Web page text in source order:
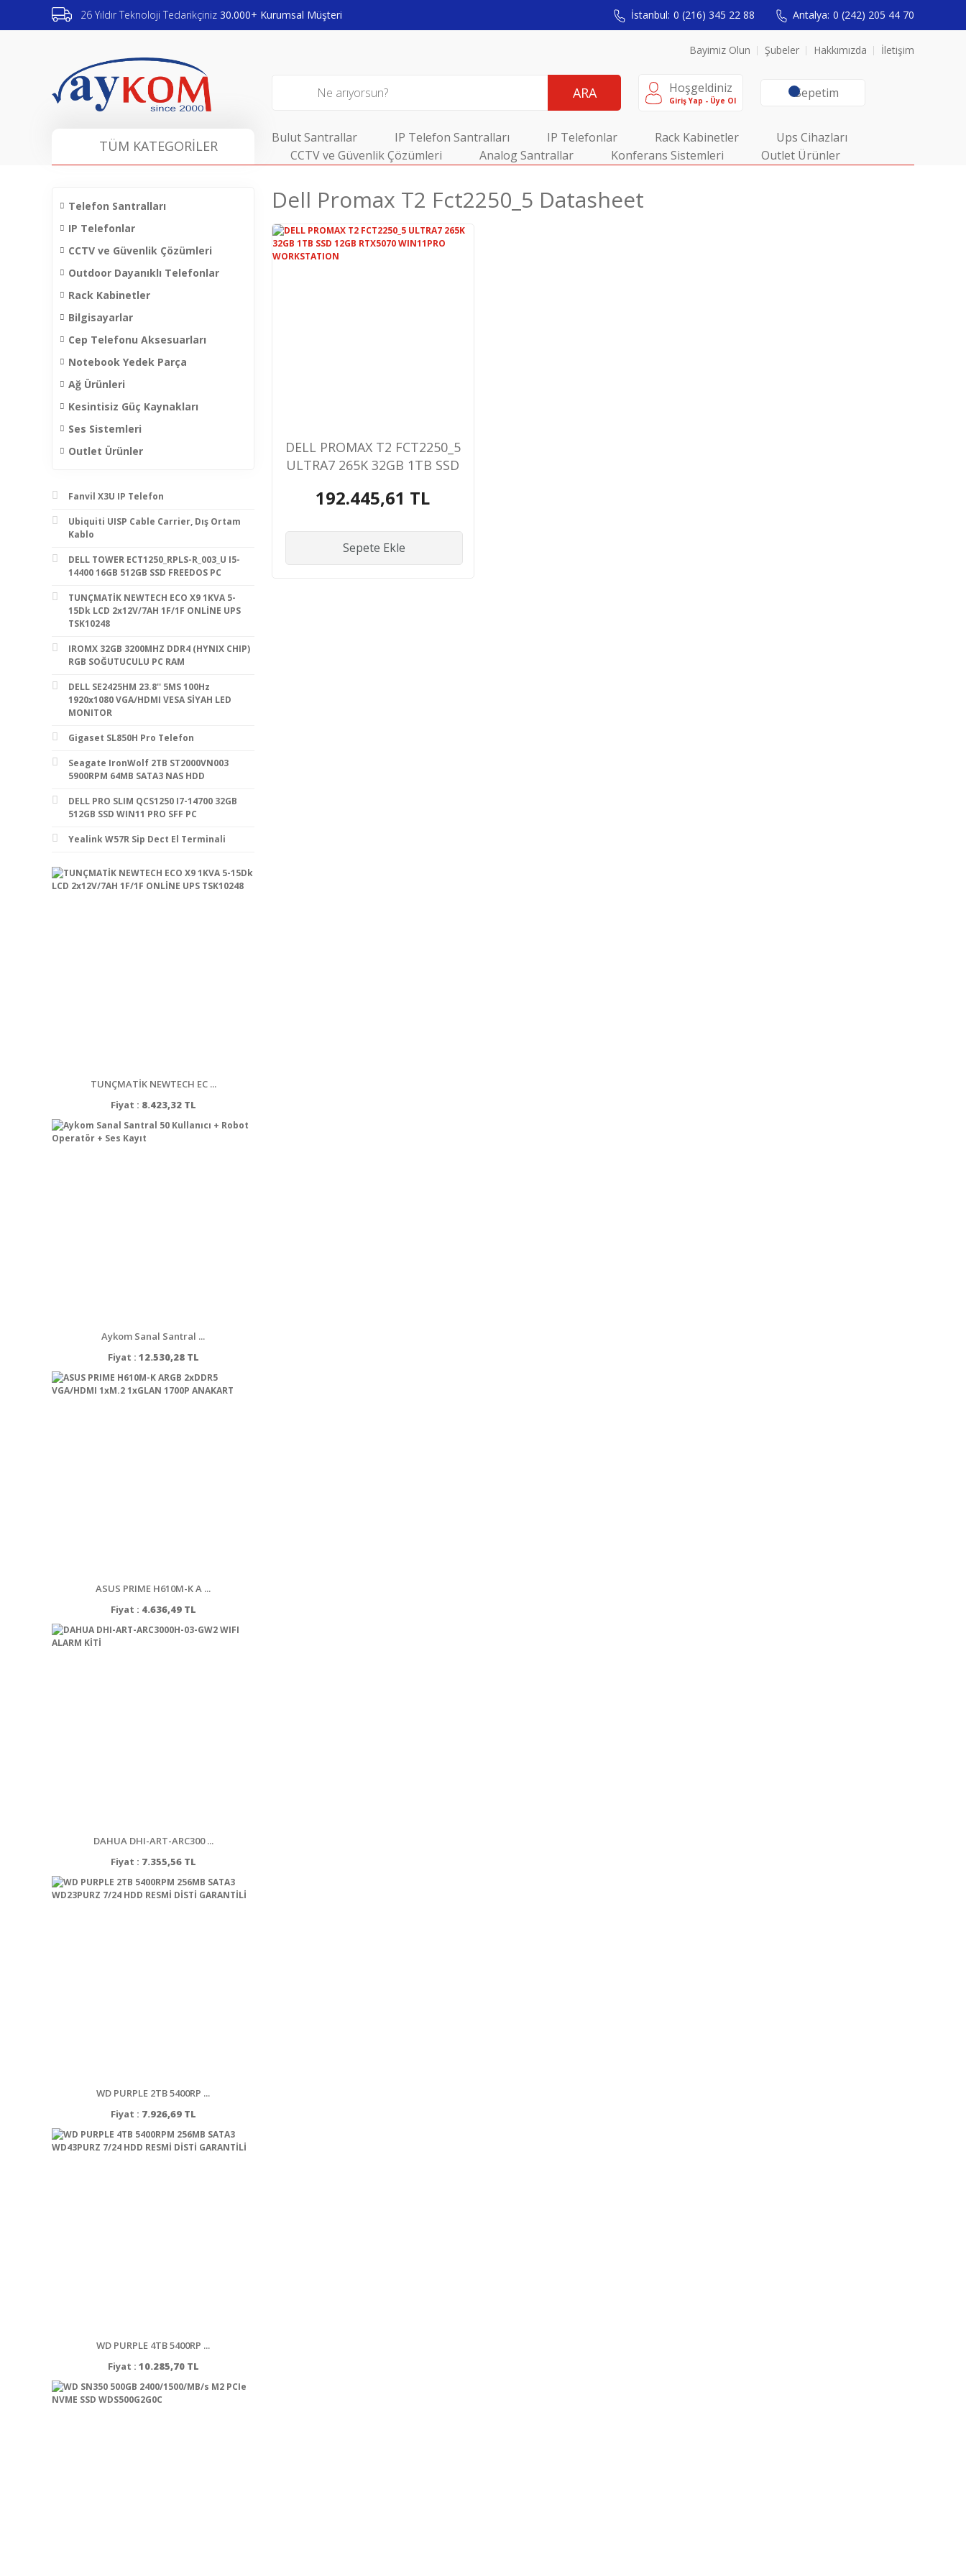
26 Yıldır Teknoloji Tedarikçiniz 30.000+ Kurumsal Müşteri İstanbul: 0 (216) 345 22 88 Antalya: 0 (242) 205 44 70
Bayimiz Olun Şubeler Hakkımızda İletişim
ARA Hoşgeldiniz
Giriş Yap - Üye Ol Sepetim
TÜM KATEGORİLER Bulut Santrallar IP Telefon Santralları IP Telefonlar Rack Kabinetler
Ups Cihazları
CCTV ve Güvenlik Çözümleri
Analog Santrallar Konferans Sistemleri Outlet Ürünler
Telefon Santralları
IP Telefonlar
CCTV ve Güvenlik Çözümleri
Outdoor Dayanıklı Telefonlar
Rack Kabinetler
Bilgisayarlar
Cep Telefonu Aksesuarları
Notebook Yedek Parça
Ağ Ürünleri
Kesintisiz Güç Kaynakları
Ses Sistemleri
Outlet Ürünler
Fanvil X3U IP Telefon
Ubiquiti UISP Cable Carrier, Dış Ortam
Kablo
DELL TOWER ECT1250_RPLS-R_003_U I5-
14400 16GB 512GB SSD FREEDOS PC
TUNÇMATİK NEWTECH ECO X9 1KVA 5-
15Dk LCD 2x12V/7AH 1F/1F ONLİNE UPS
TSK10248
IROMX 32GB 3200MHZ DDR4 (HYNIX CHIP)
RGB SOĞUTUCULU PC RAM
DELL SE2425HM 23.8'' 5MS 100Hz
1920x1080 VGA/HDMI VESA SİYAH LED
MONITOR
Gigaset SL850H Pro Telefon
Seagate IronWolf 2TB ST2000VN003
5900RPM 64MB SATA3 NAS HDD
DELL PRO SLIM QCS1250 I7-14700 32GB
512GB SSD WIN11 PRO SFF PC
Yealink W57R Sip Dect El Terminali
TUNÇMATİK NEWTECH EC ...
Fiyat : 8.423,32 TL
Aykom Sanal Santral ...
Fiyat : 12.530,28 TL
ASUS PRIME H610M-K A ...
Fiyat : 4.636,49 TL
DAHUA DHI-ART-ARC300 ...
Fiyat : 7.355,56 TL
WD PURPLE 2TB 5400RP ...
Fiyat : 7.926,69 TL
WD PURPLE 4TB 5400RP ...
Fiyat : 10.285,70 TL
Dell Promax T2 Fct2250_5 Datasheet
DELL PROMAX T2 FCT2250_5
ULTRA7 265K 32GB 1TB SSD
WORKSTATION
192.445,61 TL
Sepete Ekle